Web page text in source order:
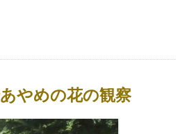
やめの花の観察